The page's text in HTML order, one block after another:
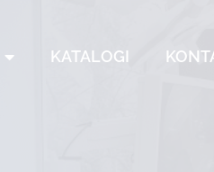
KATALOGI